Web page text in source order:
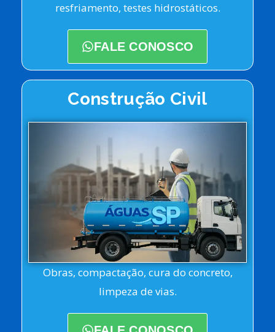
resfriamento, testes hidrostáticos.
FALE CONOSCO
Construção Civil
Obras, compactação, cura do concreto,
limpeza de vias.